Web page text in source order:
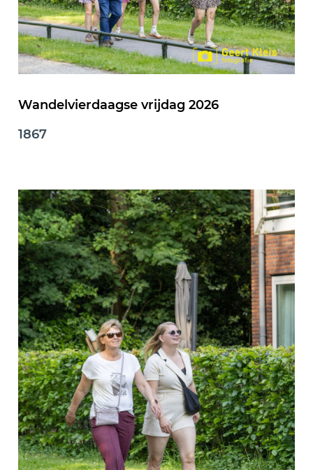
Wandelvierdaagse vrijdag 2026
1867